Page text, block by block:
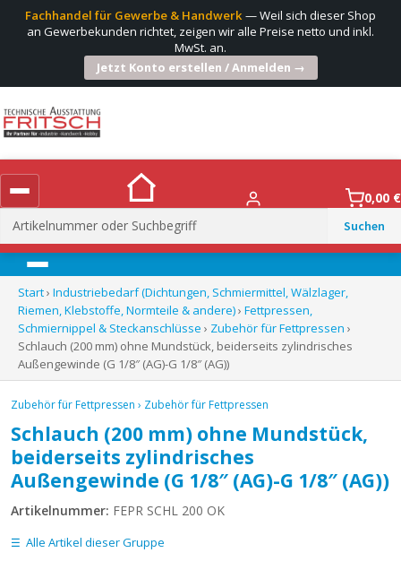
Fachhandel für Gewerbe & Handwerk— Weil sich dieser Shop
an Gewerbekunden richtet, zeigen wir alle Preise netto und inkl.
MwSt. an.
Jetzt Konto erstellen / Anmelden →
Suchen
nach:
0,00 €
Menü
Start› Industriebedarf (Dichtungen, Schmiermittel, Wälzlager,
Riemen, Klebstoffe, Normteile & andere)› Fettpressen,
Schmiernippel & Steckanschlüsse › Zubehör für Fettpressen ›
Schlauch (200 mm) ohne Mundstück, beiderseits zylindrisches
Außengewinde (G 1/8″ (AG)-G 1/8″ (AG))
Zubehör für Fettpressen › Zubehör für Fettpressen
Schlauch (200 mm) ohne Mundstück,
beiderseits zylindrisches
Außengewinde (G 1/8″ (AG)-G 1/8″ (AG))
Artikelnummer: FEPR SCHL 200 OK
Alle Artikel dieser Gruppe